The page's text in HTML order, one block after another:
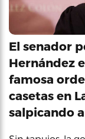
El senador
Hernández
famosa
casetas en
salpicando